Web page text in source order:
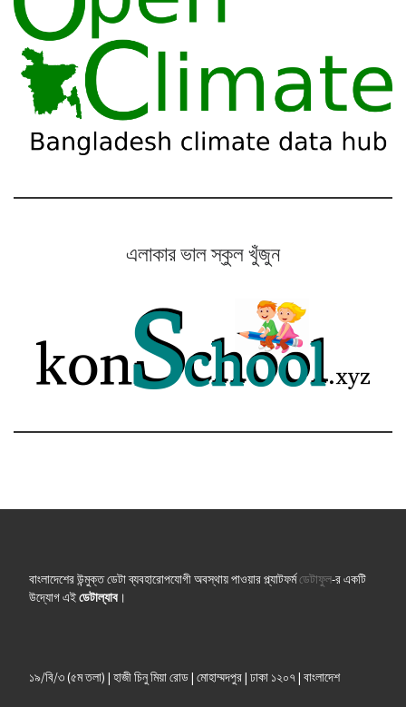
এলাকার ভাল স্কুল খুঁজুন
বাংলাদেশের উন্মুক্ত ডেটা ব্যবহারোপযোগী অবস্থায় পাওয়ার প্ল্যাটফর্মডেটাফুল-র একটি
উদ্যোগ এইডেটাল্যাব।
১৯/বি/৩ (৫ম তলা) | হাজী চিনু মিয়া রোড | মোহাম্মদপুর | ঢাকা ১২০৭ | বাংলাদেশ